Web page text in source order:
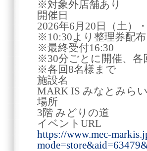
※対象外店舗あり
開催日
2026年6月20日（土）
※10:30より整理券配布
※最終受付16:30
※30分ごとに開催、各
※各回8名様まで
施設名
MARK IS みなとみらい
場所
3階 みどりの道
イベントURL
https://www.mec-